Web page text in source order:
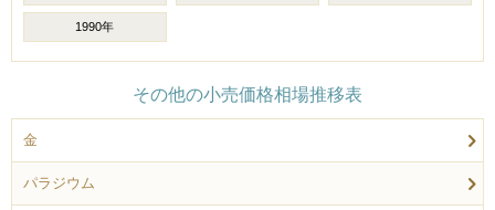
1990年
その他の小売価格相場推移表
金
パラジウム